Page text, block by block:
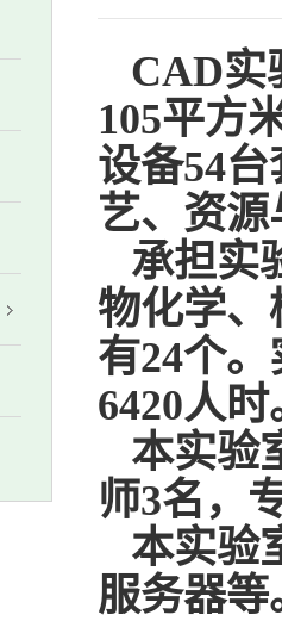
CAD实
105平方
设备54
艺、资
承担实
物化学、
有24个
6420人时
本实验
师3名，
本实验
服务器等